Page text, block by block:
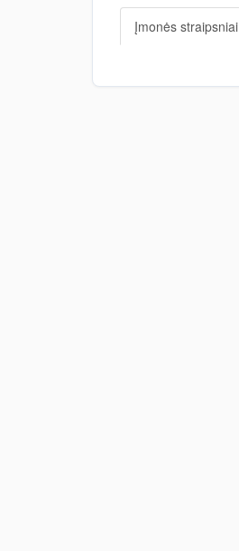
Įmonės straipsniai